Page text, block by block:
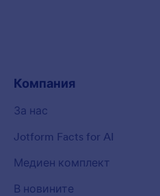
Компания
За нас
Jotform Facts for AI
Медиен комплект
В новините